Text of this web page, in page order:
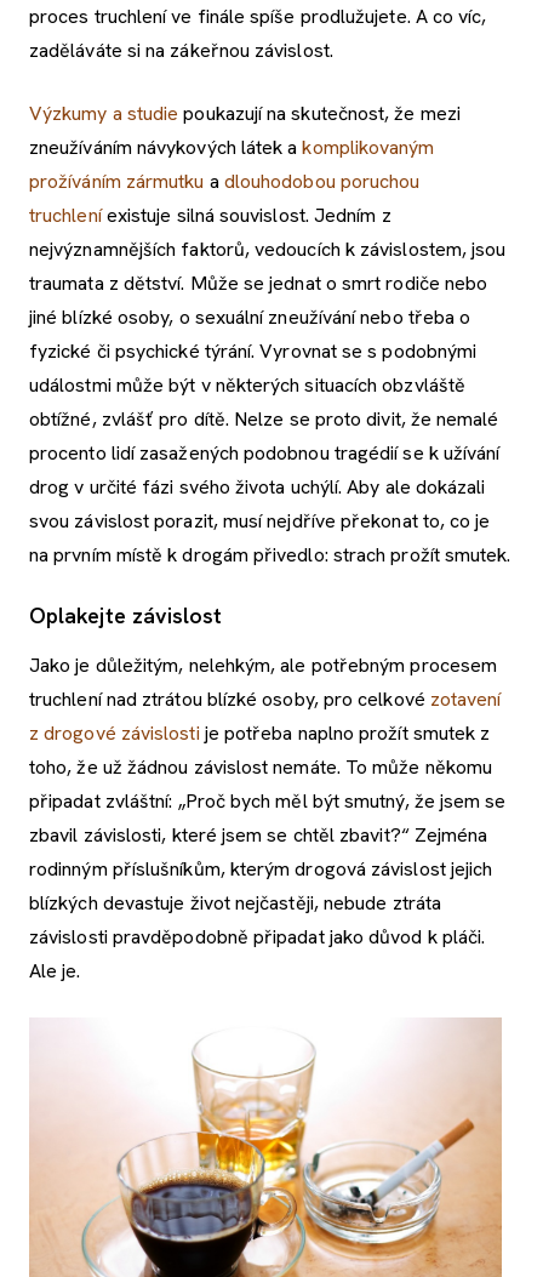
proces truchlení ve finále spíše prodlužujete. A co víc,
zaděláváte si na zákeřnou závislost.
Výzkumy a studie poukazují na skutečnost, že mezi
zneužíváním návykových látek akomplikovaným
prožíváním zármutku a dlouhodobou poruchou
truchleníexistuje silná souvislost. Jedním z
nejvýznamnějších faktorů, vedoucích k závislostem, jsou
traumata z dětství. Může se jednat o smrt rodiče nebo
jiné blízké osoby, o sexuální zneužívání nebo třeba o
fyzické či psychické týrání. Vyrovnat se s podobnými
událostmi může být v některých situacích obzvláště
obtížné, zvlášť pro dítě. Nelze se proto divit, že nemalé
procento lidí zasažených podobnou tragédií se k užívání
drog v určité fázi svého života uchýlí. Aby ale dokázali
svou závislost porazit, musí nejdříve překonat to, co je
na prvním místě k drogám přivedlo: strach prožít smutek.
Oplakejte závislost
Jako je důležitým, nelehkým, ale potřebným procesem
truchlení nad ztrátou blízké osoby, pro celkové zotavení
z drogové závislosti je potřeba naplno prožít smutek z
toho, že už žádnou závislost nemáte. To může někomu
připadat zvláštní: „Proč bych měl být smutný, že jsem se
zbavil závislosti, které jsem se chtěl zbavit?“ Zejména
rodinným příslušníkům, kterým drogová závislost jejich
blízkých devastuje život nejčastěji, nebude ztráta
závislosti pravděpodobně připadat jako důvod k pláči.
Ale je.